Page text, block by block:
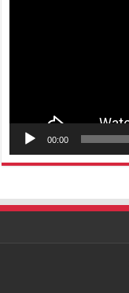
00:00